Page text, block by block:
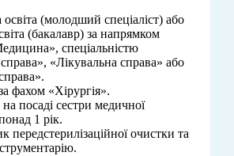
(молодший спеціаліст) або
(бакалавр) за напрямком
спеціальністю
«Лікувальна справа» або
фахом «Хірургія».
посаді сестри медичної
1 рік.
передстерилізаційної очистки та